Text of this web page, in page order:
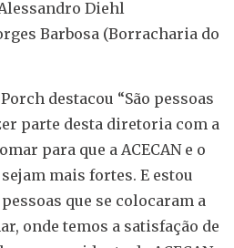
Diehl
Barbosa (Borracharia do
destacou “São pessoas
parte desta diretoria com a
para que a ACECAN e o
mais fortes. E estou
que se colocaram a
onde temos a satisfação de